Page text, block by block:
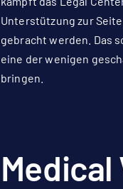
Unterstützung zur
gebracht werden. Das
eine der wenigen
bringen.